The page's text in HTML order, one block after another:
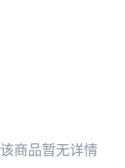
该商品暂无详情